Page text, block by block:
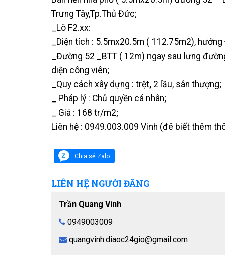
Trưng Tây,Tp.Thủ Đức;
_Lô F2.xx:
_Diện tích : 5.5mx20.5m ( 112.75m2),
_Đường 52 _BTT ( 12m) ngay sau lưng
diện công viên;
_Quy cách xây dựng : trệt, 2 lầu, sân thượng;
_ Pháp lý : Chủ quyền cá nhân;
_ Giá : 168 tr/m2;
Liên hệ : 0949.003.009 Vinh (đê biết thêm
Chia sẻ Zalo
LIÊN HỆ NGƯỜI ĐĂNG
Trần Quang Vinh
0949003009
quangvinh.diaoc24gio@gmail.com